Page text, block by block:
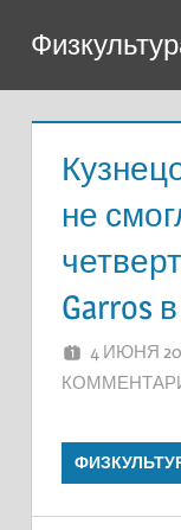
содержимому
не
Garros
4 ИЮНЯ